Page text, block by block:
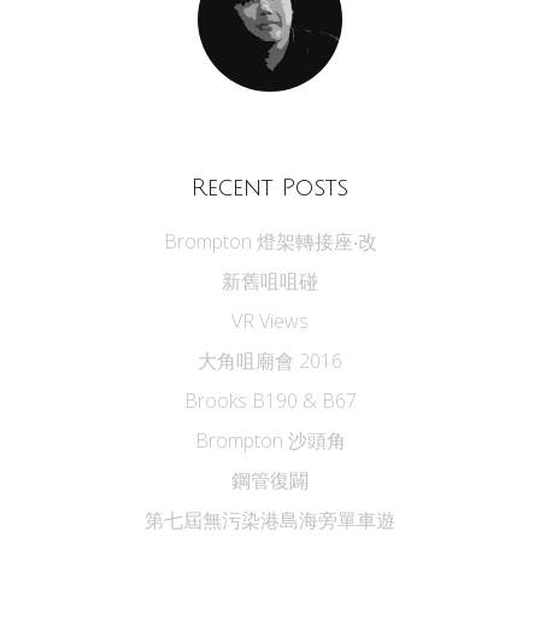
Recent Posts
Brompton 燈架轉接座‧改
新舊咀咀碰
VR Views
大角咀廟會 2016
Brooks B190 & B67
Brompton 沙頭角
鋼管復闢
第七屆無污染港島海旁單車遊